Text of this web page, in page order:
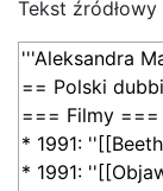
Tekst